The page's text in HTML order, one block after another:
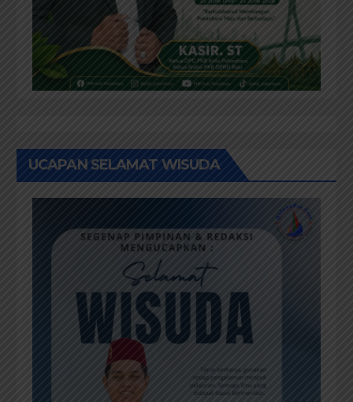
UCAPAN SELAMAT WISUDA